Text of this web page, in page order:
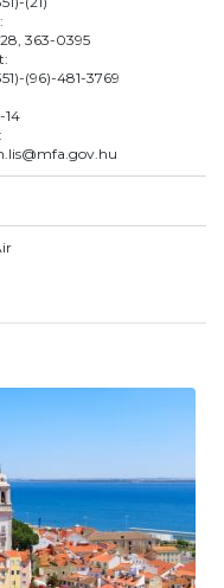
363-0395
(96)-481-3769
14